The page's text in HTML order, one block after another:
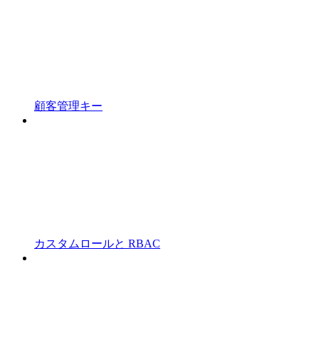
顧客管理キー
カスタムロールと RBAC